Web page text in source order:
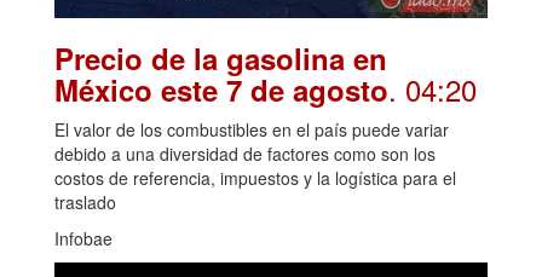
Precio de la gasolina en
México este 7 de agosto. 04:20
El valor de los combustibles en el país puede variar
debido a una diversidad de factores como son los
costos de referencia, impuestos y la logística para el
traslado
Infobae